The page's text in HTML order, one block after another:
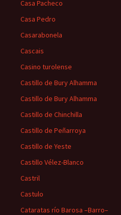
Casa Pacheco
Casa Pedro
Casarabonela
Cascais
Casino turolense
Castillo de Bury Alhamma
Castillo de Bury Alhamma
Castillo de Chinchilla
Castillo de Peñarroya
Castillo de Yeste
Castillo Vélez-Blanco
Castril
Castulo
Cataratas río Barosa –Barro–